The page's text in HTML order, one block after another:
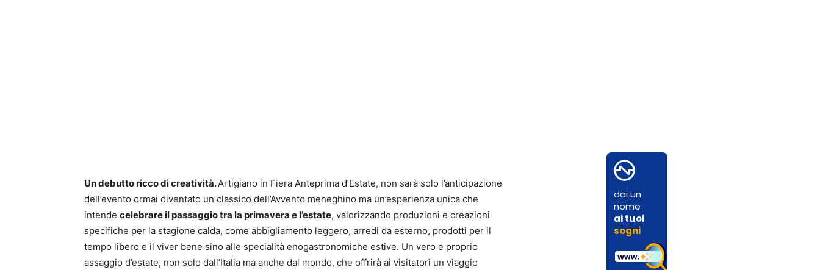
Un debutto ricco di creatività.Artigiano in Fiera Anteprima d’Estate, non sarà solo l’anticipazione
dell’evento ormai diventato un classico dell’Avvento meneghino ma un’esperienza unica che
intende celebrare il passaggio tra la primavera e l’estate, valorizzando produzioni e creazioni
specifiche per la stagione calda, come abbigliamento leggero, arredi da esterno, prodotti per il
tempo libero e il viver bene sino alle specialità enogastronomiche estive. Un vero e proprio
assaggio d’estate, non solo dall’Italia ma anche dal mondo, che offrirà ai visitatori un viaggio